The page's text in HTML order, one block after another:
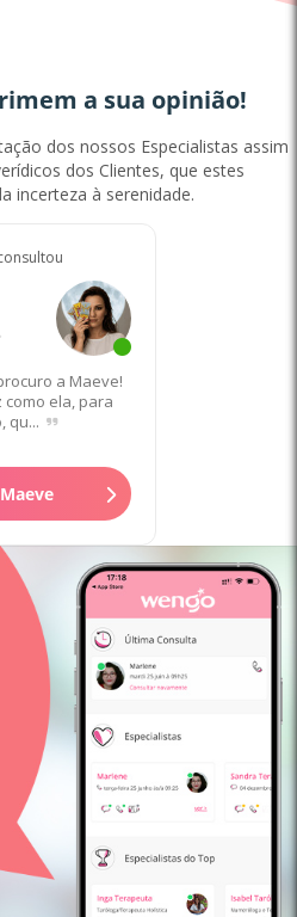
a sua opinião!
dos nossos Especialistas assim
dos Clientes, que estes
incerteza à serenidade.
a Maeve!
ela, para
qu...
/min